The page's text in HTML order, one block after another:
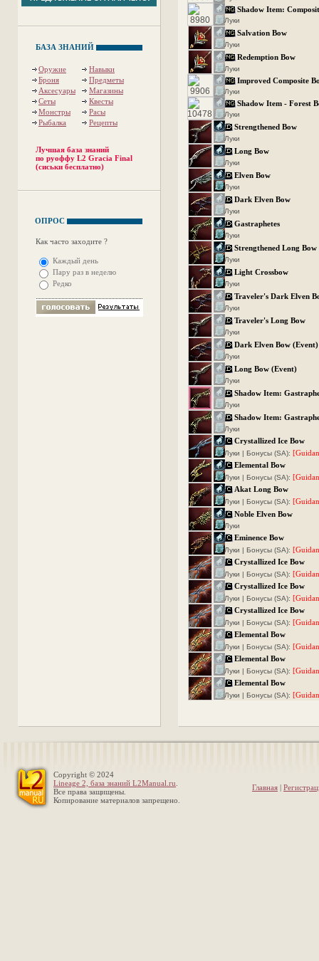
БАЗА ЗНАНИЙ
Оружие
Навыки
Броня
Предметы
Аксесуары
Магазины
Сеты
Квесты
Монстры
Расы
Рыбалка
Рецепты
Лучшая база знаний
по руоффу L2 Gracia Final
(сиськи бесплатно)
ОПРОС
Как часто заходите ?
Каждый день
Пару раз в неделю
Редко
Shadow Item:
Луки
Salvation Bow
Луки
Redemption Bow
Луки
Improved Composite
Луки
Shadow Item - Forest
Луки
Strengthened Bow
Луки
Long Bow
Луки
Elven Bow
Луки
Dark Elven Bow
Луки
Gastraphetes
Луки
Strengthened Long Bow
Луки
Light Crossbow
Луки
Traveler's Dark Elven
Луки
Traveler's Long Bow
Луки
Dark Elven Bow (Event)
Луки
Long Bow (Event)
Луки
Shadow Item:
Луки
Shadow Item:
Луки
Crystallized Ice Bow
Луки | Бонусы (SA):
Elemental Bow
Луки | Бонусы (SA):
Akat Long Bow
Луки | Бонусы (SA):
Noble Elven Bow
Луки
Eminence Bow
Луки | Бонусы (SA):
Crystallized Ice Bow
Луки | Бонусы (SA):
Crystallized Ice Bow
Луки | Бонусы (SA):
Crystallized Ice Bow
Луки | Бонусы (SA):
Elemental Bow
Луки | Бонусы (SA):
Elemental Bow
Луки | Бонусы (SA):
Elemental Bow
Луки | Бонусы (SA):
Copyright © 2024
Lineage 2, база знаний L2Manual.ru
Все права защищены.
Копирование материалов запрещено.
Главная |